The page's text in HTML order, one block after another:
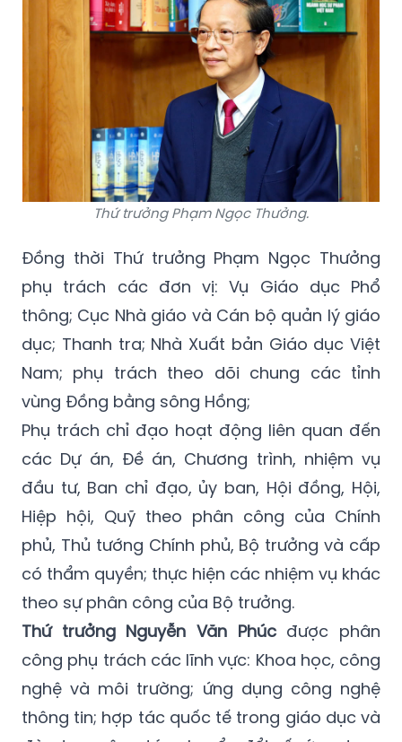
Thứ trưởng Phạm Ngọc Thưởng.
Đồng thời Thứ trưởng Phạm Ngọc Thưởng
phụ trách các đơn vị: Vụ Giáo dục Phổ
thông; Cục Nhà giáo và Cán bộ quản lý giáo
dục; Thanh tra; Nhà Xuất bản Giáo dục Việt
Nam; phụ trách theo dõi chung các tỉnh
vùng Đồng bằng sông Hồng;
Phụ trách chỉ đạo hoạt động liên quan đến
các Dự án, Đề án, Chương trình, nhiệm vụ
đầu tư, Ban chỉ đạo, ủy ban, Hội đồng, Hội,
Hiệp hội, Quỹ theo phân công của Chính
phủ, Thủ tướng Chính phủ, Bộ trưởng và cấp
có thẩm quyền; thực hiện các nhiệm vụ khác
theo sự phân công của Bộ trưởng.
Thứ trưởng Nguyễn Văn Phúcđược phân
công phụ trách các lĩnh vực: Khoa học, công
nghệ và môi trường; ứng dụng công nghệ
thông tin; hợp tác quốc tế trong giáo dục và